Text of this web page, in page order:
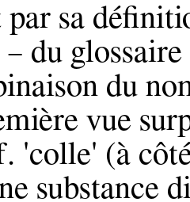
sa
du
du
vue
'colle' (à
substance